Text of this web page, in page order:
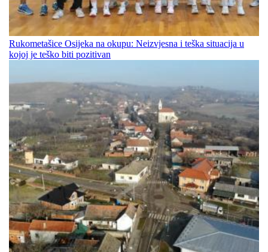
Rukometašice Osijeka na okupu: Neizvjesna i teška situacija u
kojoj je teško biti pozitivan